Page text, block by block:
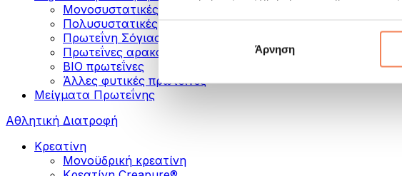
Άρνηση
Μονοσυστατικές Φυτικές Πρωτεΐνες
Πολυσυστατικές Φυτικές Πρωτεΐνες
Πρωτεΐνη Σόγιας
Πρωτεΐνες αρακά
ΒIO πρωτεΐνες
Άλλες φυτικές πρωτεΐνες
Μείγματα Πρωτεΐνης
Αθλητική Διατροφή
Κρεατίνη
Μονοϋδρική κρεατίνη